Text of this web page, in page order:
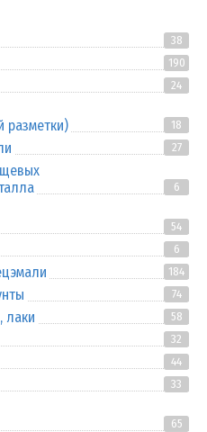
38
190
24
разметки)
18
27
6
54
6
184
74
лаки 58
32
44
33
65